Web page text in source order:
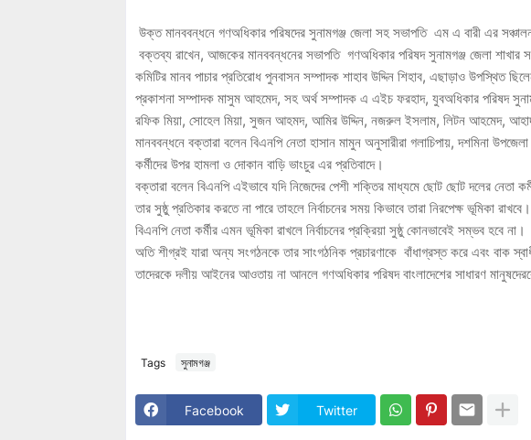
উক্ত মানববন্ধনে গণঅধিকার পরিষদের সুনামগঞ্জ জেলা সহ সভাপতি এম এ বারী এর
বক্তব্য রাখেন, আজকের মানববন্ধনের সভাপতি গণঅধিকার পরিষদ সুনামগঞ্জ জেলা শাখার
কমিটির মানব পাচার প্রতিরোধ পুনবাসন সম্পাদক শাহাব উদ্দিন শিহাব, এছাড়াও উপস্থিত
প্রকাশনা সম্পাদক মাসুম আহমেদ, সহ অর্থ সম্পাদক এ এইচ ফরহাদ, যুবঅধিকার পরিষদ
রফিক মিয়া, সোহেল মিয়া, সুজন আহমদ, আমির উদ্দিন, নজরুল ইসলাম, লিটন আহমেদ,
মানববন্ধনে বক্তারা বলেন বিএনপি নেতা হাসান মামুন অনুসারীরা গলাচিপায়, দশমিনা
কর্মীদের উপর হামলা ও দোকান বাড়ি ভাংচুর এর প্রতিবাদে।
বক্তারা বলেন বিএনপি এইভাবে যদি নিজেদের পেশী শক্তির মাধ্যমে ছোট ছোট দলের নেতা
তার সুষ্ঠু প্রতিকার করতে না পারে তাহলে নির্বাচনের সময় কিভাবে তারা নিরপেক্ষ ভূমিকা রাখবে।
বিএনপি নেতা কর্মীর এমন ভূমিকা রাখলে নির্বাচনের প্রক্রিয়া সুষ্ঠু কোনভাবেই সম্ভব হবে না।
অতি শীগ্রই যারা অন্য সংগঠনকে তার সাংগঠনিক প্রচারণাকে বাঁধাগ্রস্ত করে এবং বাক
তাদেরকে দলীয় আইনের আওতায় না আনলে গণঅধিকার পরিষদ বাংলাদেশের সাধারণ
Tags সুনামগঞ্জ
Facebook Twitter